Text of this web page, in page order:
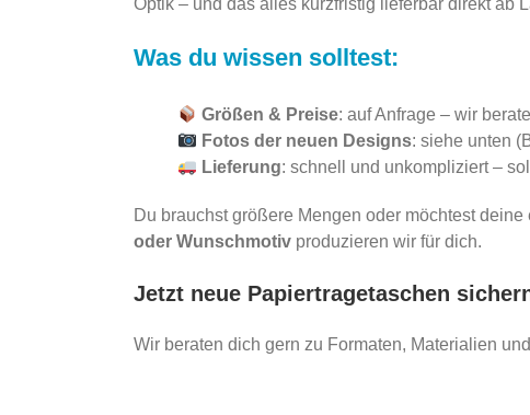
Optik – und das alles kurzfristig lieferbar direkt ab
Was du wissen solltest:
Größen & Preise: auf Anfrage – wir
Fotos der neuen Designs: siehe unten
Lieferung: schnell und unkompliziert –
Du brauchst größere Mengen oder möchtest
oder Wunschmotivproduzieren wir für dich.
Jetzt neue Papiertragetaschen
Wir beraten dich gern zu Formaten, Materialien